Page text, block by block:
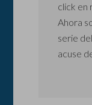
click en
Ahora
serie
acuse